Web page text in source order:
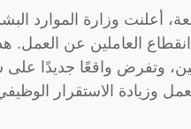
أعلنت وزارة الموارد
العاملين عن العمل.
وتفرض واقعًا جديدًا
وزيادة الاستقرار